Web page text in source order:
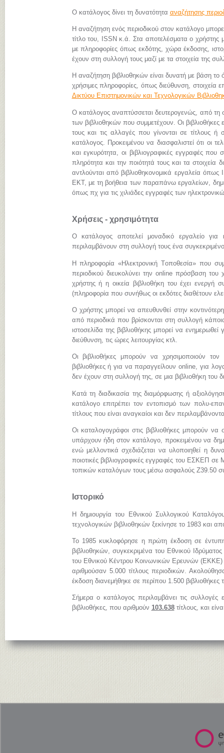
Ο κατάλογος δίνει τη δυνατότητα αναζήτησης
Η αναζήτηση ενός περιοδικού στον κατάλογο
τίτλο του, ISSN κ.ά. Στα αποτελέσματα ο χρήστης
με πληροφορίες όπως εκδότης, χώρα έκδοσης,
έχουν στη συλλογή τους μαζί με τα στοιχεία της
Η αναζήτηση βιβλιοθηκών είναι δυνατή με βάση το
χρήσιμες πληροφορίες, όπως διεύθυνση, στοιχεία
Δικτύου Επιστημονικών και Τεχνολογικών
Ο κατάλογος αναπτύσσεται δευτερογενώς, από
των βιβλιοθηκών που συμμετέχουν. Οι
τους και τις αλλαγές που γίνονται σε τίτλους
κατάλογος. Προκειμένου να διασφαλιστεί ότι οι
και εγκυρότητα, οι βιβλιογραφικές εγγραφές που
πληρότητα και την ποιότητά τους και τα
αντλούνται από βιβλιοθηκονομικά εργαλεία
ΕΚΤ, με τη βοήθεια των παραπάνω εργαλείων,
όπως πχ για τις χιλιάδες εγγραφές των
Χρήσεις - χρησιμότητα
Ο κατάλογος αποτελεί μοναδικό εργαλείο
περιλαμβάνουν στη συλλογή τους ένα
Η πληροφορία «Hλεκτρονική Tοποθεσία» που
περιοδικού διευκολύνει την online πρόσβαση
χρήστης ή η οικεία βιβλιοθήκη του έχει
(πληροφορία που συνήθως οι εκδότες διαθέτουν
Ο χρήστης μπορεί να απευθυνθεί στην
από περιοδικά που βρίσκονται στη συλλογή
ιστοσελίδα της βιβλιοθήκης μπορεί να
διεύθυνση, τις ώρες λειτουργίας κτλ.
Οι βιβλιοθήκες μπορούν να χρησιμοποιούν
βιβλιοθήκες ή για να παραγγείλουν online, για
δεν έχουν στη συλλογή της, σε μια βιβλιοθήκη του
Κατά τη διαδικασία της διαμόρφωσης ή
κατάλογο επιτρέπει τον εντοπισμό των πολυ-
τίτλους που είναι αναγκαίοι και δεν
Οι καταλογογράφοι στις βιβλιοθήκες μπορούν να
υπάρχουν ήδη στον κατάλογο, προκειμένου να
ενώ μελλοντικά σχεδιάζεται να υλοποιηθεί η
ποιοτικές βιβλιογραφικές εγγραφές του ΕΣΚΕΠ
τοπικών καταλόγων τους μέσω ασφαλούς Z39.50
Ιστορικό
Η δημιουργία του Εθνικού Συλλογικού
τεχνολογικών βιβλιοθηκών ξεκίνησε το 1983 και
Το 1985 κυκλοφόρησε η πρώτη έκδοση σε
βιβλιοθηκών, συγκεκριμένα του Εθνικού
του Εθνικού Κέντρου Κοινωνικών Ερευνών
αριθμούσαν 5.000 τίτλους περιοδικών.
έκδοση διανεμήθηκε σε περίπου 1.500 βιβλιοθήκες
Σήμερα ο κατάλογος περιλαμβάνει τις
βιβλιοθήκες, που αριθμούν 103.638τίτλους, και